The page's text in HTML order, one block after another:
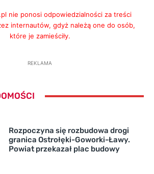
nie ponosi odpowiedzialności za treści
internautów, gdyż należą one do osób,
które je zamieściły.
REKLAMA
Rozpoczyna się rozbudowa drogi
granica Ostrołęki-Goworki-Ławy.
Powiat przekazał plac budowy